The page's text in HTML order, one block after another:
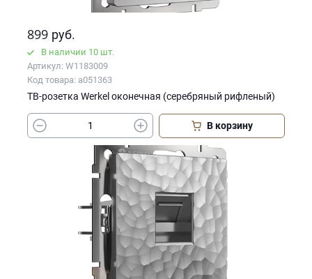
899 руб.
В наличии 10 шт.
Артикул: W1183009
Код товара: a051363
ТВ-розетка Werkel оконечная (серебряный рифленый)
В корзину